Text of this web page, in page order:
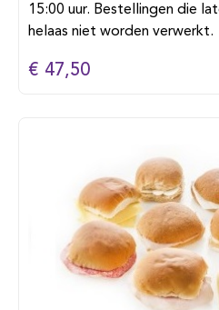
15:00 uur. Bestellingen die
helaas niet worden verwerkt.
€ 47,50